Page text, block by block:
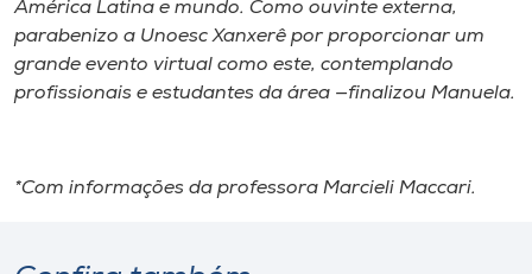
América Latina e mundo. Como ouvinte externa,
parabenizo a Unoesc Xanxerê por proporcionar um
grande evento virtual como este, contemplando
profissionais e estudantes da área —finalizou Manuela.
*Com informações da professora Marcieli Maccari.